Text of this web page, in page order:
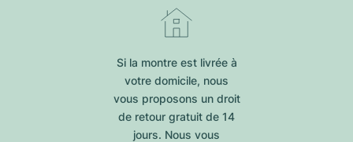
Si la montre est livrée à
votre domicile, nous
vous proposons un droit
de retour gratuit de 14
jours. Nous vous